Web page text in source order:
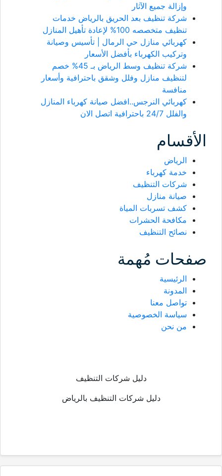
وإزالة جميع الآثار
شركة تنظيف بعد الحريق بالرياض خدمات
تنظيف متخصصه 100% لإعادة تأهيل المنازل
كهربائي منازل حي الرمال | تأسيس وصيانة
وتركيب الكهرباء بأفضل الأسعار
شركة تنظيف وسط الرياض بـ 45% خصم
لتنظيف منازل وفلل وشقق باحترافية وأسعار
منافسة
كهربائي النرجس..افضل صيانة كهرباء المنازل
والفلل 24/7 باحترافية اتصل الان
الأقسام
الرياض
خدمة كهرباء
شركات التنظيف
صيانة منازل
كشف تسربات المياة
مكافحة الحشرات
نصائح التنظيف
صفحات مُهمة
الرئيسية
المدونة
تواصل معنا
سياسة الخصوصية
من نحن
دليل شركات التنظيف
دليل شركات التنظيف بالرياض